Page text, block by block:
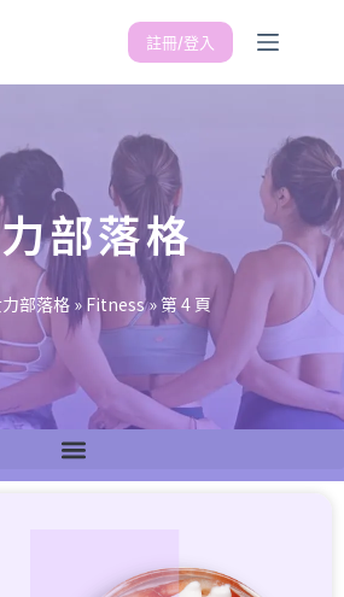
註冊/登入
部落格
部落格 » Fitness» 第 4 頁